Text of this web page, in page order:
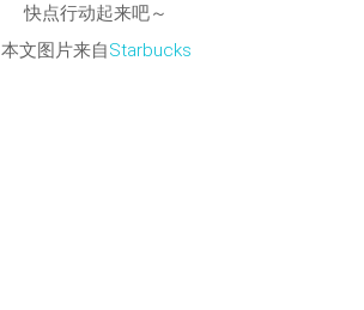
快点行动起来吧～
本文图片来自Starbucks